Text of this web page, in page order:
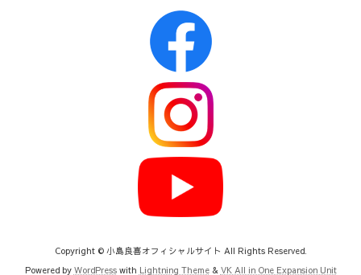
Copyright © 小島良喜オフィシャルサイト All Rights Reserved.
Powered by WordPresswith Lightning Theme& VK All in One Expansion Unit